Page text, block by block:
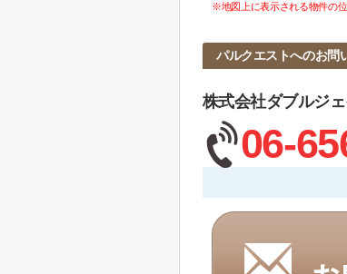
※地図上に表示される物件の
パルクエストへのお問
株式会社ダブルジ
06-